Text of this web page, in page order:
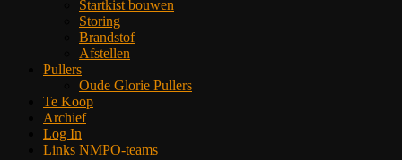
Startkist bouwen
Storing
Brandstof
Afstellen
Pullers
Oude Glorie Pullers
Te Koop
Archief
Log In
Links NMPO-teams